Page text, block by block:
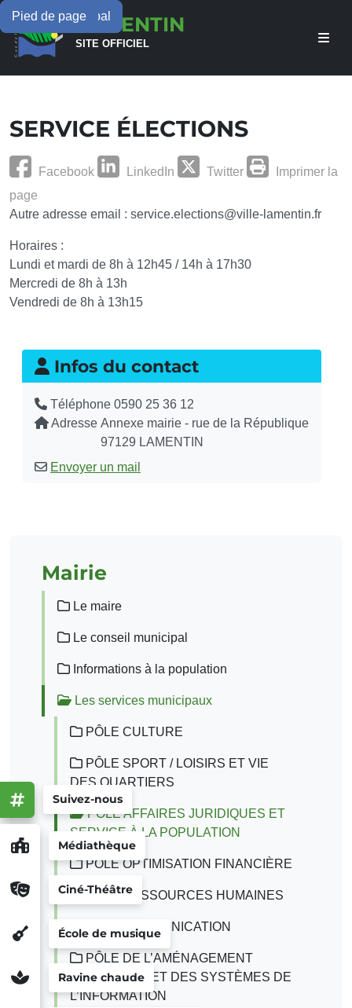
Menu principal
Contenu principal
Pied de pageLAMENTIN
SITE OFFICIEL
Médiathèque
Ciné-Théâtre
École de musique
Ravine chaude
Suivez-nous
SERVICE ÉLECTIONS
Facebook LinkedIn Twitter
Imprimer la
page
Autre adresse email : service.elections@ville-lamentin.fr
Horaires :
Lundi et mardi de 8h à 12h45 / 14h à 17h30
Mercredi de 8h à 13h
Vendredi de 8h à 13h15
Infos du contact
Téléphone 0590 25 36 12
Adresse Annexe mairie - rue de la République
97129 LAMENTIN
Envoyer un mail
Mairie
Le maire
Le conseil municipal
Informations à la population
Les services municipaux
PÔLE CULTURE
PÔLE SPORT / LOISIRS ET VIE
DES QUARTIERS
PÔLE AFFAIRES JURIDIQUES ET
SERVICE À LA POPULATION
PÔLE OPTIMISATION FINANCIÈRE
PÔLE RESSOURCES HUMAINES
PÔLE COMMUNICATION
PÔLE DE L’AMÉNAGEMENT
NUMÉRIQUE ET DES SYSTÈMES DE
L’INFORMATION